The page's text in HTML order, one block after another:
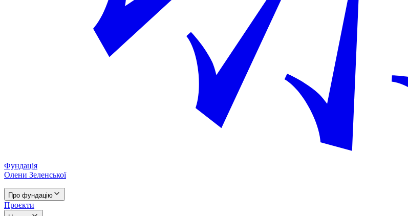
Фундація
Олени Зеленської
Про фундацію
Проєкти